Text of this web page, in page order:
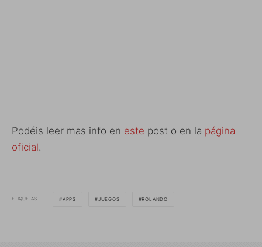
Podéis leer mas info en este post o en la página
oficial.
ETIQUETAS APPS JUEGOS ROLANDO